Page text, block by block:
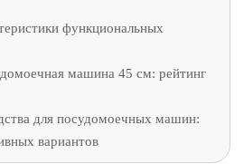
функциональных
машина 45 см: рейтинг
для посудомоечных машин:
вариантов